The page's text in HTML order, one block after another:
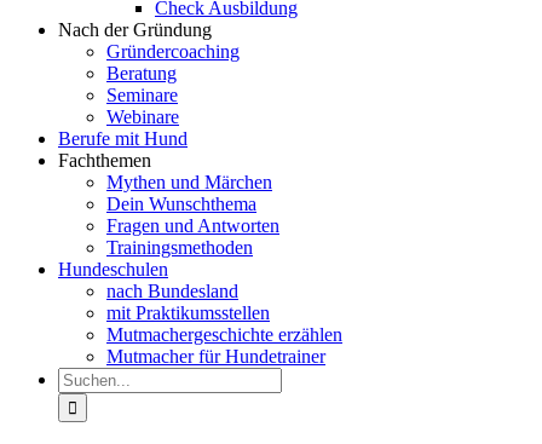
Check Ausbildung
Nach der Gründung
Gründercoaching
Beratung
Seminare
Webinare
Berufe mit Hund
Fachthemen
Mythen und Märchen
Dein Wunschthema
Fragen und Antworten
Trainingsmethoden
Hundeschulen
nach Bundesland
mit Praktikumsstellen
Mutmachergeschichte erzählen
Mutmacher für Hundetrainer
Suche
nach: